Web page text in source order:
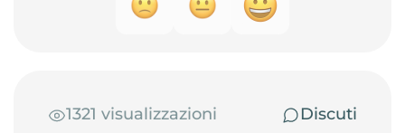
1321 visualizzazioni
Discuti